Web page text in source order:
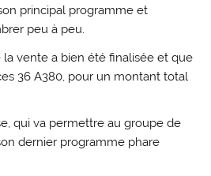
principal programme et
peu à peu.
la vente a bien été finalisée et que
36 A380, pour un montant total
qui va permettre au groupe de
dernier programme phare